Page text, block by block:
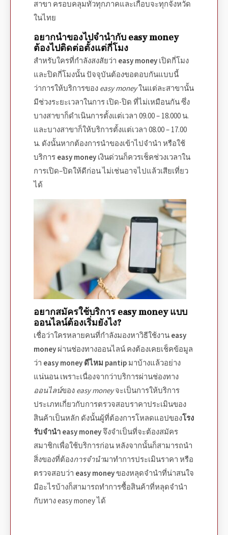
สาขา ครอบคลุมทั่วทุกภาคและเกือบจะทุกจังหวัด
ในไทย
อยากนำของไปจำนำกับ easy money
ต้องไปติดต่อตั้งแต่กี่โมง
สำหรับใครที่กำลังสงสัยว่า easy money เปิดกี่โมง
และปิดกี่โมงนั้น ปัจจุบันต้องขอตอบกันแบบนี้
ว่าการให้บริการของ easy moneyในแต่ละสาขานั้น
มีช่วงระยะเวลาในการ เปิด-ปิด ที่ไม่เหมือนกัน ซึ่ง
บางสาขาก็ดำเนินการตั้งแต่เวลา 09.00 – 18.000 น.
และบางสาขาก็ให้บริการตั้งแต่เวลา 08.00 – 17.00
น. ดังนั้นหากต้องการนำของเข้าไปจำนำ หรือใช้
บริการ easy money เงินด่วนก็ควรเช็คช่วงเวลาใน
การเปิด–ปิดให้ดีก่อน ไม่เช่นอาจไปแล้วเสียเที่ยว
ได้
อยากสมัครใช้บริการ easy moneyแบบ
ออนไลน์ต้องเริ่มยังไง?
เชื่อว่าใครหลายคนที่กำลังมองหาวิธีใช้งาน easy
money ผ่านช่องทางออนไลน์ คงต้องเคยเช็คข้อมูล
ว่า easy money ดีไหม pantip มาบ้างแล้วอย่าง
แน่นอน เพราะเนื่องจากว่าบริการผ่านช่องทาง
ออนไลน์ของ easy moneyจะเป็นการให้บริการ
ประเภทเกี่ยวกับการตรวจสอบราคาประเมินของ
สินค้าเป็นหลัก ดังนั้นผู้ที่ต้องการโหลดแอปของโรง
รับจํานํา easy money จึงจำเป็นที่จะต้องสมัคร
สมาชิกเพื่อใช้บริการก่อน หลังจากนั้นก็สามารถนำ
สิ่งของที่ต้องการจำนำมาทำการประเมินราคา หรือ
ตรวจสอบว่า easy moneyของหลุดจํานําที่น่าสนใจ
มีอะไรบ้างก็สามารถทำการซื้อสินค้าที่หลุดจำนำ
กับทางeasy moneyได้